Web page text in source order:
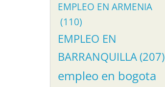
EMPLEO EN ARMENIA
(110)
EMPLEO EN
BARRANQUILLA(207)
empleo en bogota